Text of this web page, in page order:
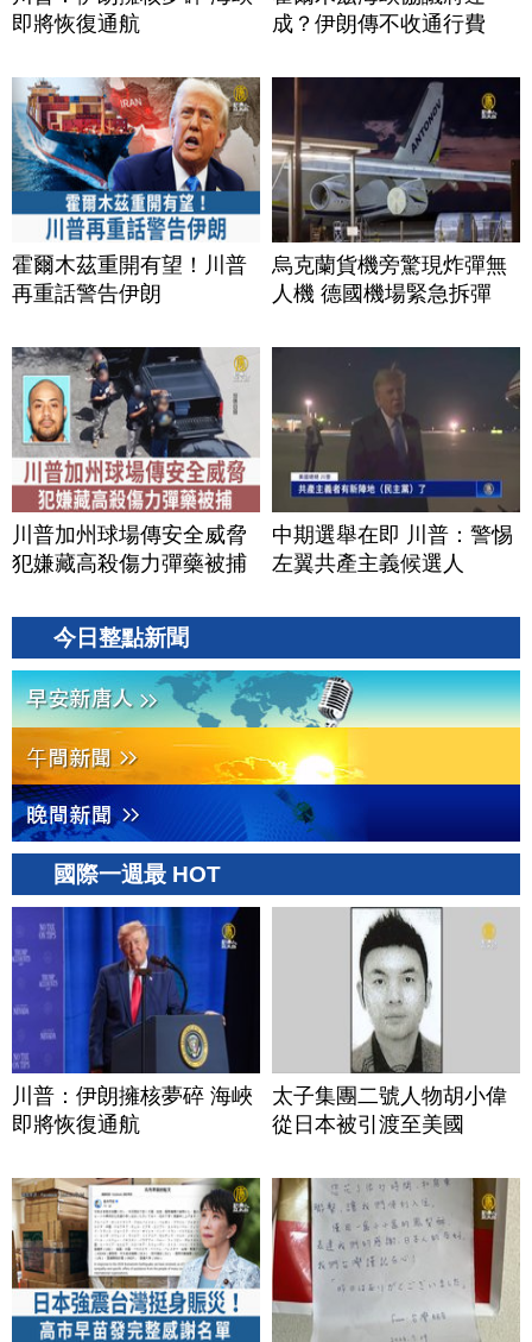
即將恢復通航
成？伊朗傳不收通行費
霍爾木茲重開有望！川普
再重話警告伊朗
烏克蘭貨機旁驚現炸彈無
人機 德國機場緊急拆彈
川普加州球場傳安全威脅
犯嫌藏高殺傷力彈藥被捕
中期選舉在即 川普：警惕
左翼共產主義候選人
今日整點新聞
國際一週最 HOT
川普：伊朗擁核夢碎 海峽
即將恢復通航
太子集團二號人物胡小偉
從日本被引渡至美國